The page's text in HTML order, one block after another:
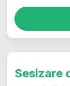
Sesizare